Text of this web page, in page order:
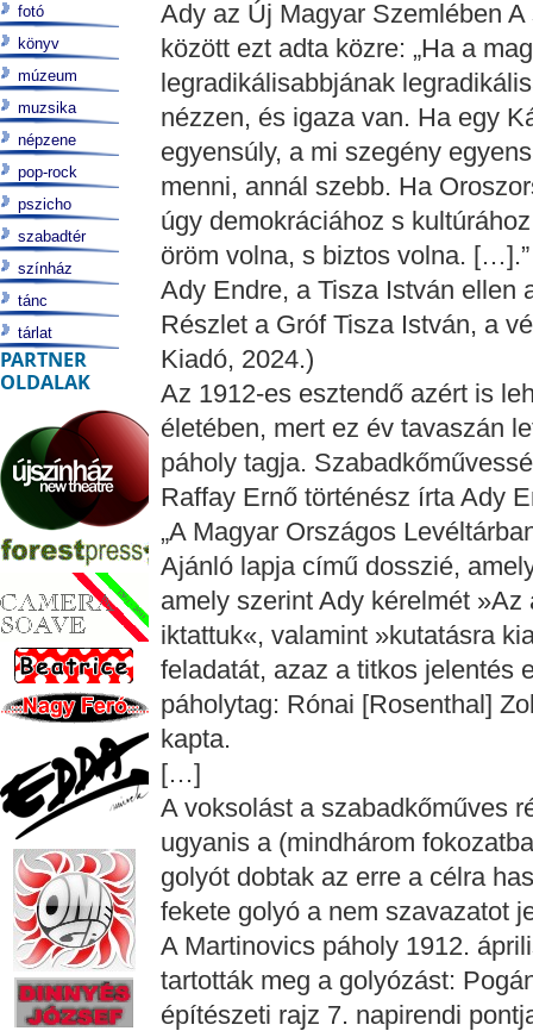
Ady az Új Magyar Szemlében
között ezt adta közre: „Ha a
legradikálisabbjának
nézzen, és igaza van. Ha egy
egyensúly, a mi szegény
menni, annál szebb. Ha
úgy demokráciához s
öröm volna, s biztos volna. […].”
Ady Endre, a Tisza István ellen
Részlet a Gróf Tisza István, a
Kiadó, 2024.)
Az 1912-es esztendő azért is
életében, mert ez év tavaszán
páholy tagja.
Raffay Ernő történész írta Ady
„A Magyar Országos
Ajánló lapja című dosszié,
amely szerint Ady kérelmét
iktattuk«, valamint »kutatásra
feladatát, azaz a titkos jelentés
páholytag: Rónai [Rosenthal]
kapta.
[…]
A voksolást a szabadkőműves
ugyanis a (mindhárom
golyót dobtak az erre a célra
fekete golyó a nem szavazatot
A Martinovics páholy 1912.
tartották meg a golyózást:
építészeti rajz 7. napirendi
fotó
könyv
múzeum
muzsika
népzene
pop-rock
pszicho
szabadtér
színház
tánc
tárlat
PARTNER
OLDALAK